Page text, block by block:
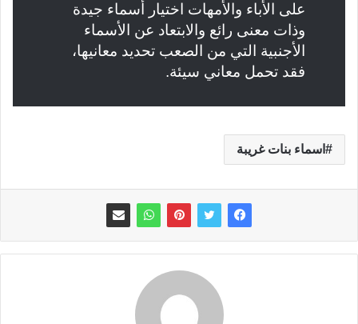
على الأباء والأمهات اختيار أسماء جيدة
وذات معنى رائع والابتعاد عن الأسماء
الأجنبية التي من الصعب تحديد معانيها،
فقد تحمل معاني سيئة.
اسماء بنات غريبة